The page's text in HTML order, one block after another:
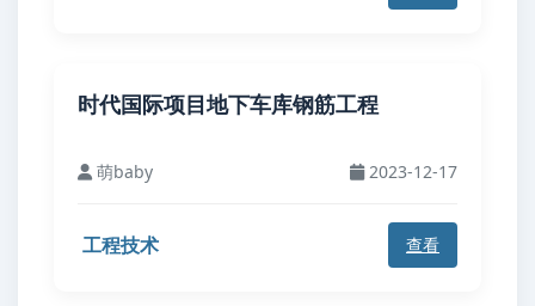
时代国际项目地下车库钢筋工程
萌baby 2023-12-17
工程技术 查看